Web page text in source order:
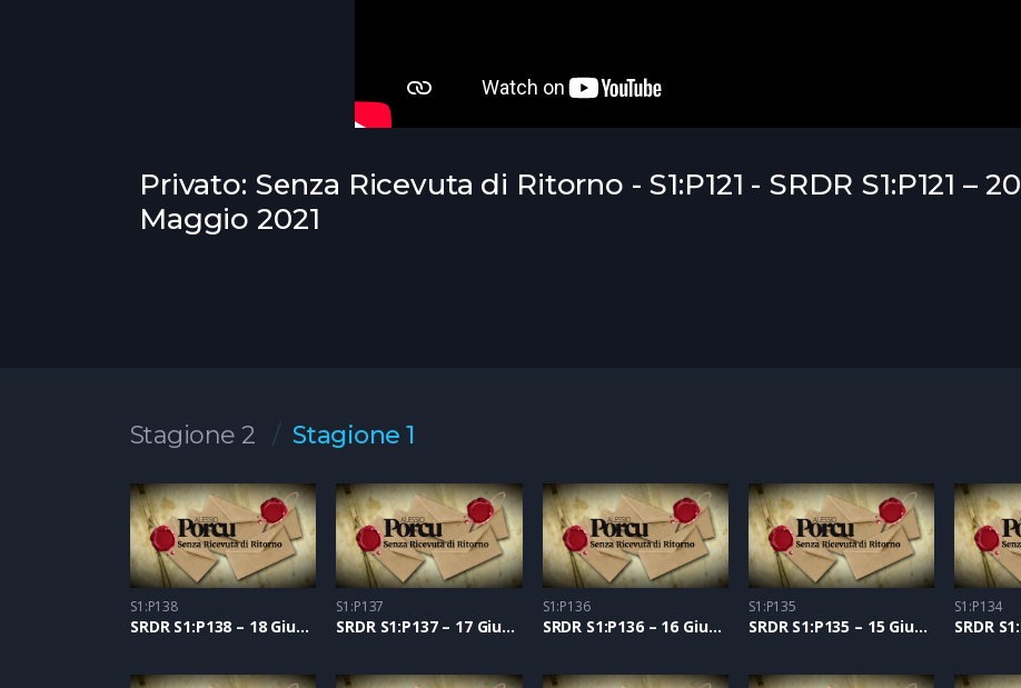
Privato: Senza Ricevuta di Ritorno - S1:P121 - SRDR S1:P121 – 20
Maggio 2021
Stagione 2 Stagione 1
S1:P138
SRDR S1:P138 – 18 Giugno 2021
S1:P137
SRDR S1:P137 – 17 Giugno 2021
S1:P136
SRDR S1:P136 – 16 Giugno 2021
S1:P135
SRDR S1:P135 – 15 Giugno 2021
S1:P134